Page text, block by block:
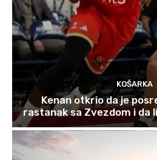
KOŠARKA
Kenan otkrio da je
rastanak sa Zvezdom i da